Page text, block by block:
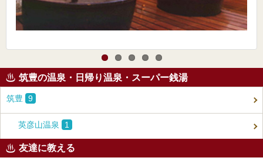
筑豊の温泉・日帰り温泉・スーパー銭湯
筑豊 9
英彦山温泉 1
友達に教える